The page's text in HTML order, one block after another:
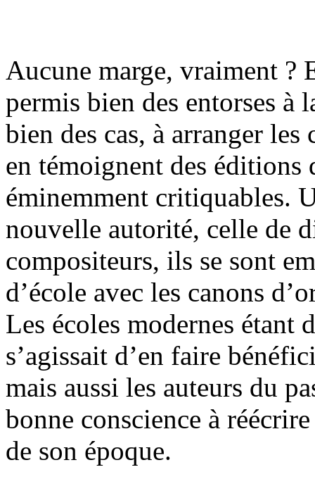
Aucune marge, vraiment ?
permis bien des entorses à
bien des cas, à arranger
en témoignent des
éminemment critiquables.
nouvelle autorité, celle de
compositeurs, ils se sont
d’école avec les canons
Les écoles modernes étant
s’agissait d’en faire
mais aussi les auteurs du
bonne conscience à
de son époque.